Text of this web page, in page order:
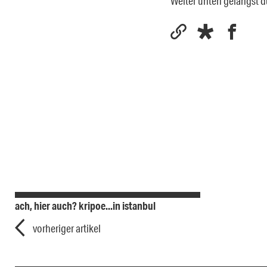
ach, hier auch? kripoe...in istanbul
vorheriger artikel